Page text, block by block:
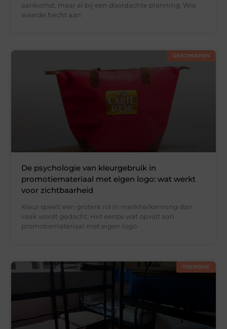
aankomst, maar al bij een doordachte planning. Wie
waarde hecht aan
GESCHENKEN
De psychologie van kleurgebruik in
promotiemateriaal met eigen logo: wat werkt
voor zichtbaarheid
Kleur speelt een grotere rol in merkherkenning dan
vaak wordt gedacht. Het eerste wat opvalt aan
promotiemateriaal met eigen logo
TOERISME